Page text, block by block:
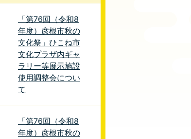
「第76回（令和8
年度）彦根市秋の
文化祭」ひこね市
文化プラザ内ギャ
ラリー等展示施設
使用調整会につい
て
「第76回（令和8
年度）彦根市秋の